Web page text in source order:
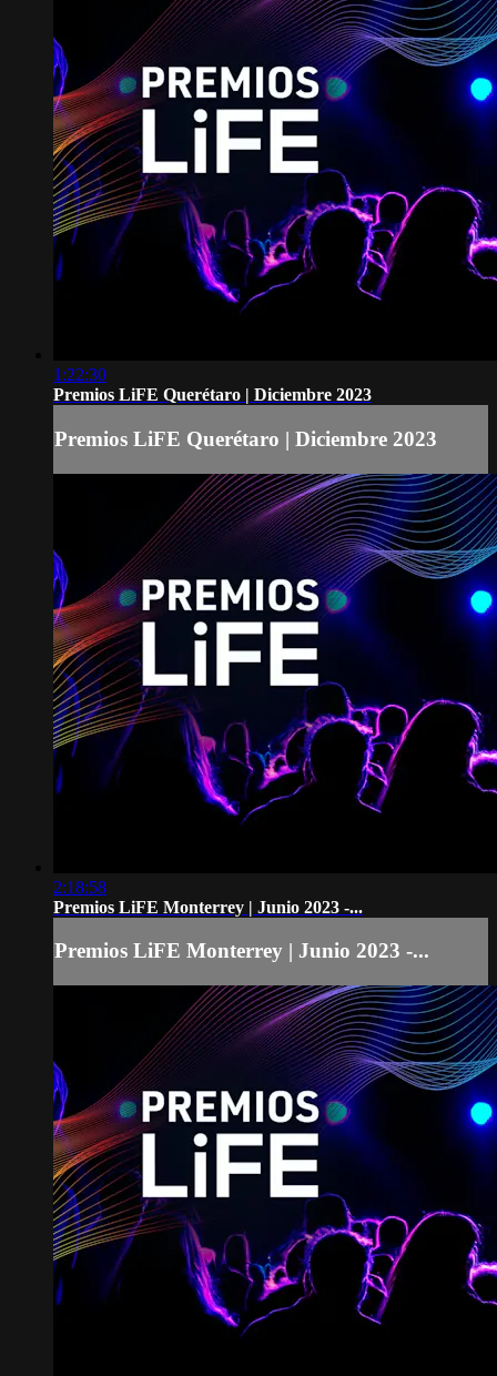
1:22:30
Premios LiFE Querétaro | Diciembre 2023
Premios LiFE Querétaro | Diciembre 2023
2:18:58
Premios LiFE Monterrey | Junio 2023 -...
Premios LiFE Monterrey | Junio 2023 -...